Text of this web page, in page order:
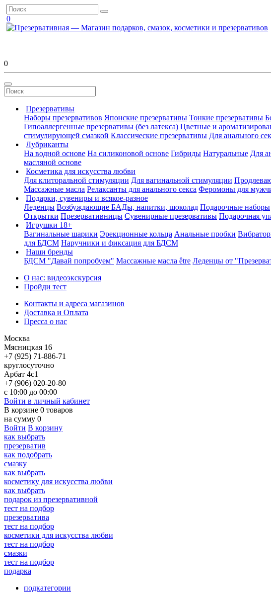
0
0
Презервативы
Наборы презервативов Японские презервативы Тонкие презервативы
Гипоаллергенные презервативы (без латекса) Цветные и
стимулирующей смазкой Классические презервативы Для анального
Лубриканты
На водной основе На силиконовой основе Гибриды Натуральные Для
масляной основе
Косметика для искусства любви
Для клиторальной стимуляции Для вагинальной стимуляции
Массажные масла Релаксанты для анального секса Феромоны для
Подарки, сувениры и всякое-разное
Леденцы Возбуждающие БАДы, напитки, шоколад Подарочные наборы
Открытки Презервативницы Сувенирные презервативы Подарочная
Игрушки 18+
Вагинальные шарики Эрекционные кольца Анальные пробки
для БДСМ Наручники и фиксация для БДСМ
Наши бренды
БДСМ "Давай попробуем" Массажные масла être Леденцы от
О нас: видеоэкскурсия
Пройди тест
Контакты и адреса магазинов
Доставка и Оплата
Пресса о нас
Москва
Мясницкая 16
+7 (925) 71-886-71
круглосуточно
Арбат 4с1
+7 (906) 020-20-80
с 10:00 до 00:00
Войти в личный кабинет
В корзине 0 товаров
на сумму 0
Войти В корзину
как выбрать
презерватив
как подобрать
смазку
как выбрать
косметику для искусства любви
как выбрать
подарок из презервативной
тест на подбор
презерватива
тест на подбор
косметики для искусства любви
тест на подбор
смазки
тест на подбор
подарка
подкатегории